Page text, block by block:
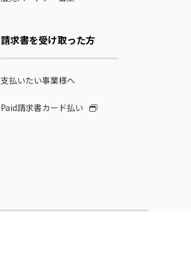
請求書を受け取った方
支払いたい事業様へ
Paid請求書カード払い